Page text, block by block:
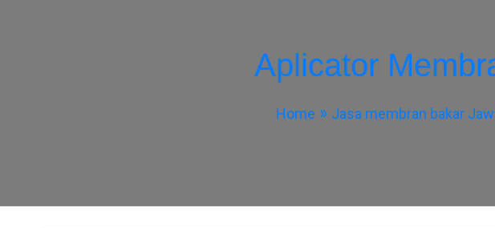
Aplicator
Home Jasa membran bakar